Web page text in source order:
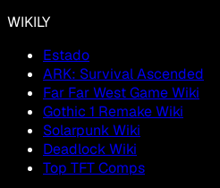
WIKILY
Estado
ARK: Survival Ascended
Far Far West Game Wiki
Gothic 1 Remake Wiki
Solarpunk Wiki
Deadlock Wiki
Top TFT Comps